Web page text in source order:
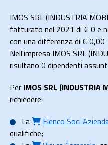
IMOS SRL (INDUSTRIA
fatturato nel 2021 di € 0 e
con una differenza di € 0,00
Nell'impresa IMOS SRL
risultano 0 dipendenti
Per IMOS SRL (INDUSTRIA
richiedere:
La
Elenco Soci
qualifiche;